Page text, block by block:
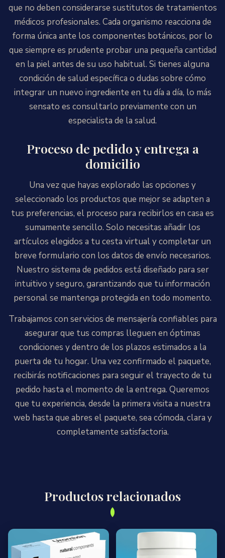
que no deben considerarse sustitutos de tratamientos
médicos profesionales. Cada organismo reacciona de
forma única ante los componentes botánicos, por lo
que siempre es prudente probar una pequeña cantidad
en la piel antes de su uso habitual. Si tienes alguna
condición de salud específica o dudas sobre cómo
integrar un nuevo ingrediente en tu día a día, lo más
sensato es consultarlo previamente con un
especialista de la salud.
Proceso de pedido y entrega a
domicilio
Una vez que hayas explorado las opciones y
seleccionado los productos que mejor se adapten a
tus preferencias, el proceso para recibirlos en casa es
sumamente sencillo. Solo necesitas añadir los
artículos elegidos a tu cesta virtual y completar un
breve formulario con los datos de envío necesarios.
Nuestro sistema de pedidos está diseñado para ser
intuitivo y seguro, garantizando que tu información
personal se mantenga protegida en todo momento.
Trabajamos con servicios de mensajería confiables para
asegurar que tus compras lleguen en óptimas
condiciones y dentro de los plazos estimados a la
puerta de tu hogar. Una vez confirmado el paquete,
recibirás notificaciones para seguir el trayecto de tu
pedido hasta el momento de la entrega. Queremos
que tu experiencia, desde la primera visita a nuestra
web hasta que abres el paquete, sea cómoda, clara y
completamente satisfactoria.
Productos relacionados